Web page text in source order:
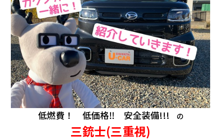
低燃費！ 低価格‼ 安全装備!!! の
三銃士(三重視)